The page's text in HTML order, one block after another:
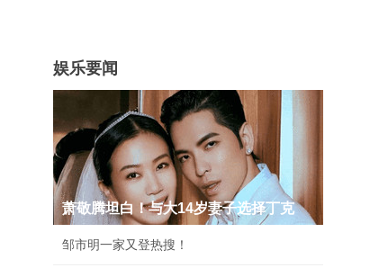
娱乐要闻
萧敬腾坦白！与大14岁妻子选择丁克
邹市明一家又登热搜！